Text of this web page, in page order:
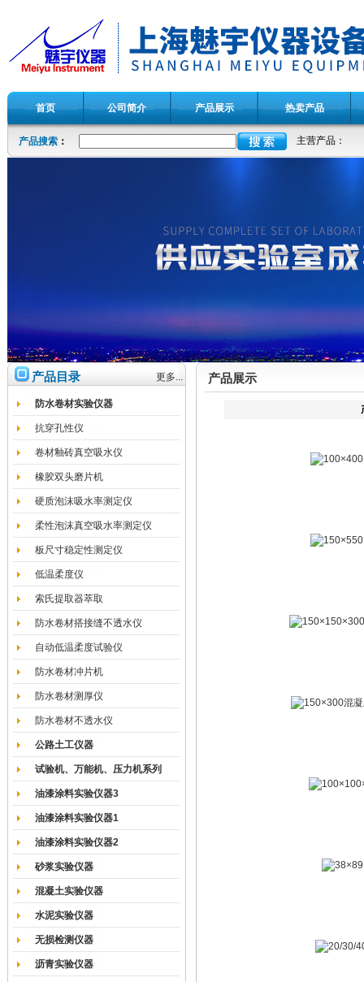
首页 公司简介 产品展示 热卖产品
产品搜索 ： 主营产品：
产品目录 更多...
防水卷材实验仪器
抗穿孔性仪
卷材釉砖真空吸水仪
橡胶双头磨片机
硬质泡沫吸水率测定仪
柔性泡沫真空吸水率测定仪
板尺寸稳定性测定仪
低温柔度仪
索氏提取器萃取
防水卷材搭接缝不透水仪
自动低温柔度试验仪
防水卷材冲片机
防水卷材测厚仪
防水卷材不透水仪
公路土工仪器
试验机、万能机、压力机系列
油漆涂料实验仪器3
油漆涂料实验仪器1
油漆涂料实验仪器2
砂浆实验仪器
混凝土实验仪器
水泥实验仪器
无损检测仪器
沥青实验仪器
产品展示